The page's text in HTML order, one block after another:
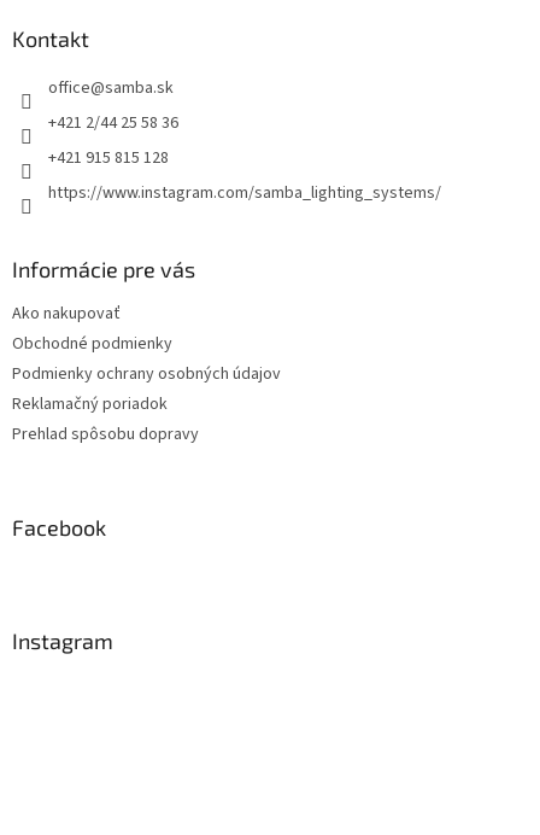
Kontakt
office@samba.sk
+421 2/44 25 58 36
+421 915 815 128
https://www.instagram.com/samba_lighting_systems/
Informácie pre vás
Ako nakupovať
Obchodné podmienky
Podmienky ochrany osobných údajov
Reklamačný poriadok
Prehlad spôsobu dopravy
Facebook
Instagram